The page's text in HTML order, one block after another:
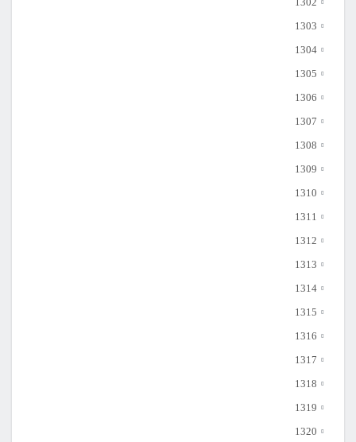
1303
1304
1305
1306
1307
1308
1309
1310
1311
1312
1313
1314
1315
1316
1317
1318
1319
1320